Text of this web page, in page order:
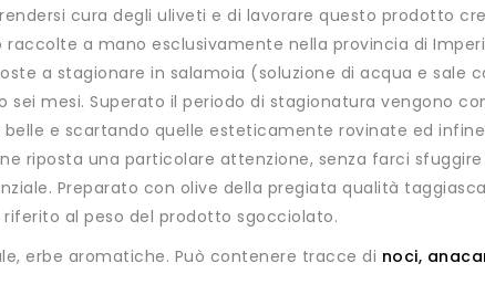
cura degli uliveti e di lavorare questo prodotto
raccolte a mano esclusivamente nella provincia di
a stagionare in salamoia (soluzione di acqua e
mesi. Superato il periodo di stagionatura vengono
e scartando quelle esteticamente rovinate ed
riposta una particolare attenzione, senza farci
Preparato con olive della pregiata qualità
al peso del prodotto sgocciolato.
erbe aromatiche. Può contenere tracce di noci,